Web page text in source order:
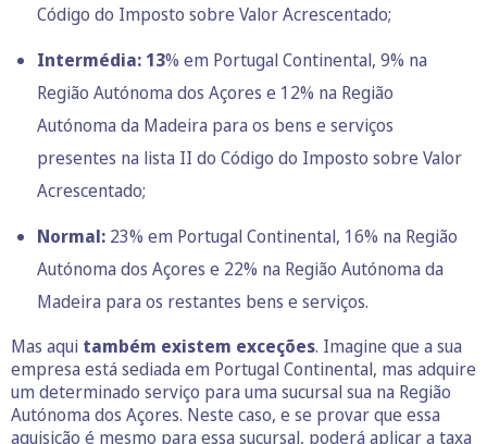
Código do Imposto sobre Valor Acrescentado;
Intermédia: 13% em Portugal Continental, 9% na
Região Autónoma dos Açores e 12% na Região
Autónoma da Madeira para os bens e serviços
presentes na lista II do Código do Imposto sobre Valor
Acrescentado;
Normal: 23% em Portugal Continental, 16% na Região
Autónoma dos Açores e 22% na Região Autónoma da
Madeira para os restantes bens e serviços.
Mas aqui também existem exceções. Imagine que a sua
empresa está sediada em Portugal Continental, mas adquire
um determinado serviço para uma sucursal sua na Região
Autónoma dos Açores. Neste caso, e se provar que essa
aquisição é mesmo para essa sucursal, poderá aplicar a taxa